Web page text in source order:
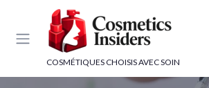
COSMÉTIQUES CHOISIS AVEC SOIN
Panneau de gestion des cookies